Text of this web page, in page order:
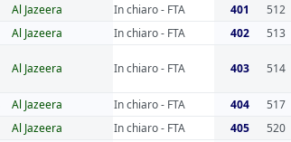
Al Jazeera In chiaro - FTA 401 512
Al Jazeera In chiaro - FTA 402 513
Al Jazeera In chiaro - FTA 403 514
Al Jazeera In chiaro - FTA 404 517
Al Jazeera In chiaro - FTA 405 520